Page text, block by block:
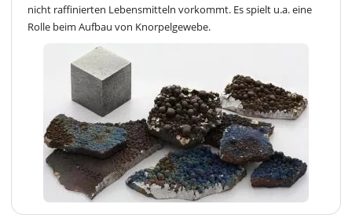
nicht raffinierten Lebensmitteln vorkommt. Es spielt u.a. eine
Rolle beim Aufbau von Knorpelgewebe.